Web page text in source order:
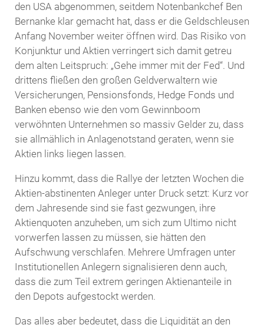
den USA abgenommen, seitdem Notenbankchef Ben
Bernanke klar gemacht hat, dass er die Geldschleusen
Anfang November weiter öffnen wird. Das Risiko von
Konjunktur und Aktien verringert sich damit getreu
dem alten Leitspruch: „Gehe immer mit der Fed“. Und
drittens fließen den großen Geldverwaltern wie
Versicherungen, Pensionsfonds, Hedge Fonds und
Banken ebenso wie den vom Gewinnboom
verwöhnten Unternehmen so massiv Gelder zu, dass
sie allmählich in Anlagenotstand geraten, wenn sie
Aktien links liegen lassen.
Hinzu kommt, dass die Rallye der letzten Wochen die
Aktien-abstinenten Anleger unter Druck setzt: Kurz vor
dem Jahresende sind sie fast gezwungen, ihre
Aktienquoten anzuheben, um sich zum Ultimo nicht
vorwerfen lassen zu müssen, sie hätten den
Aufschwung verschlafen. Mehrere Umfragen unter
Institutionellen Anlegern signalisieren denn auch,
dass die zum Teil extrem geringen Aktienanteile in
den Depots aufgestockt werden.
Das alles aber bedeutet, dass die Liquidität an den